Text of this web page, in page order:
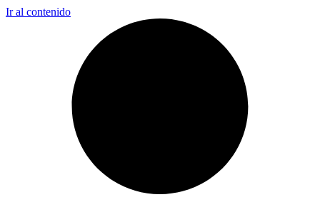
Ir al contenido